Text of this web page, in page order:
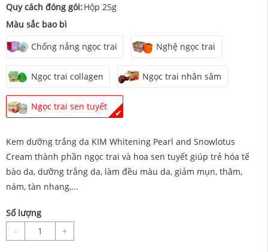
Quy cách đóng gói:Hộp 25g
Màu sắc bao bì
Chống nắng ngọc trai
Nghệ ngọc trai
Ngọc trai collagen Ngọc trai nhân sâm
Ngọc trai sen tuyết
✔
Kem dưỡng trắng da KIM Whitening Pearl and Snowlotus
Cream thành phần ngọc trai và hoa sen tuyết giúp trẻ hóa tế
bào da, dưỡng trắng da, làm đều màu da, giảm mụn, thâm,
nám, tàn nhang,...
Số lượng
- +